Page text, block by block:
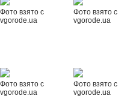
Фото взято с
vgorode.ua
Фото взято с
vgorode.ua
Фото взято с
vgorode.ua
Фото взято с
vgorode.ua